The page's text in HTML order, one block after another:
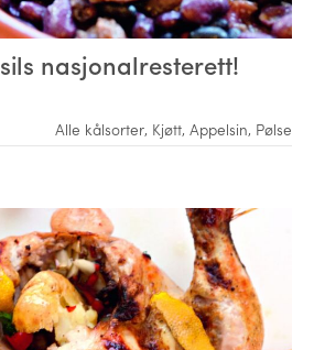
nasjonalresterett!
Alle kålsorter, Kjøtt, Appelsin, Pølse